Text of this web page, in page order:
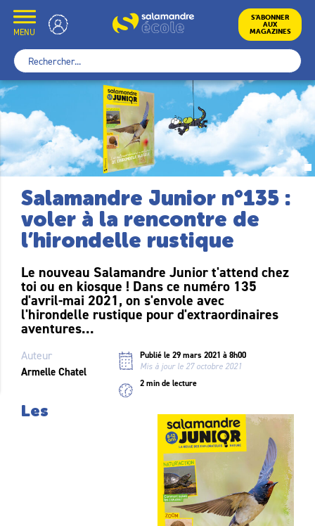
content
MENU
École S’ABONNER
AUX
MAGAZINES
Rechercher :
Salamandre Junior n°135 :
voler à la rencontre de
l’hirondelle rustique
Le nouveau Salamandre Junior t'attend chez
toi ou en kiosque ! Dans ce numéro 135
d'avril-mai 2021, on s'envole avec
l'hirondelle rustique pour d'extraordinaires
aventures...
Auteur
Armelle Chatel
Publié le 29 mars 2021 à 8h00
Mis à jour le 27 octobre 2021
2 min de lecture
Les